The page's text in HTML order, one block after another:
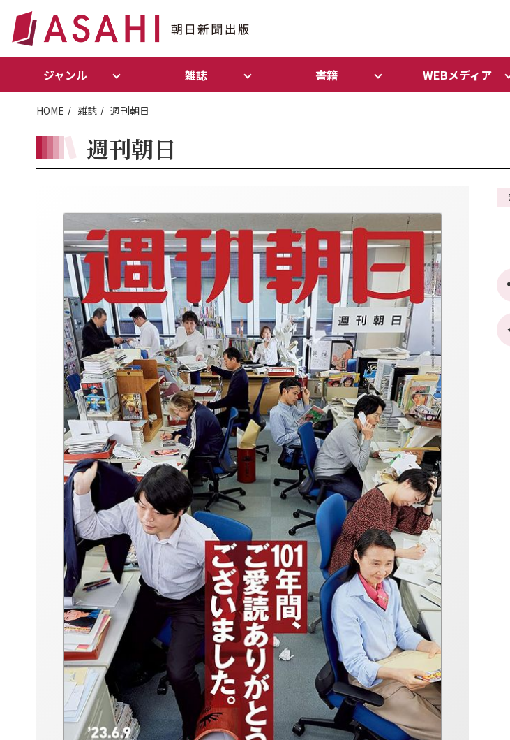
ジャンル 雑誌 書籍 WEBメディア
HOME 雑誌 週刊朝日
週刊朝日